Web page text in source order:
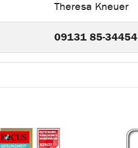
Theresa Kneuer
09131 85-34454